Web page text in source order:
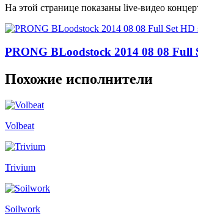
На этой странице показаны live-видео
PRONG BLoodstock 2014 08 08 Full
Похожие исполнители
Volbeat
Trivium
Soilwork